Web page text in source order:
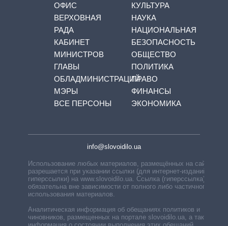
ОФИС
ВЕРХОВНАЯ
РАДА
КАБИНЕТ
МИНИСТРОВ
ГЛАВЫ
ОБЛАДМИНИСТРАЦИЙ
МЭРЫ
ВСЕ ПЕРСОНЫ
КУЛЬТУРА
НАУКА
НАЦИОНАЛЬНАЯ
БЕЗОПАСНОСТЬ
ОБЩЕСТВО
ПОЛИТИКА
ПРАВО
ФИНАНСЫ
ЭКОНОМИКА
info@slovoidilo.ua
Использование любых материалов, размещённых на сайте,
разрешается при указании ссылки (для интернет-изданий —
гиперссылки) на www.slovoidilo.ua. Ссылка (гиперссылка)
обязательна вне зависимости от полного либо частичного
использования материалов.
Аналитическая информация об обещаниях политиков и
чиновников, размещенных на портале slovoidilo.ua, а также